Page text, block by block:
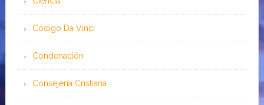
Código Da Vinci
Condenación
Consejería Cristiana